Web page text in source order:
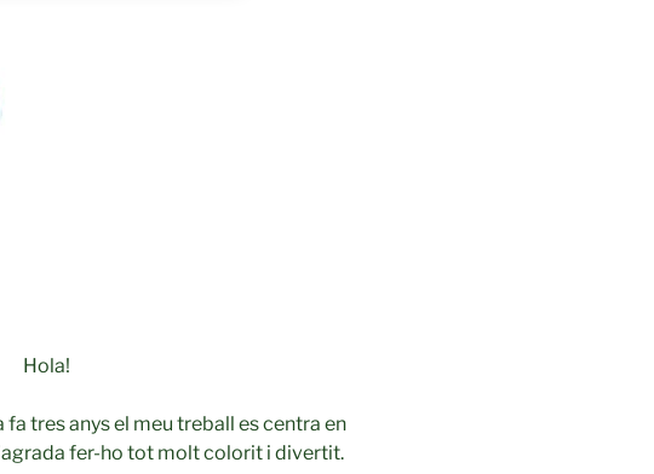
Hola!
fa tres anys el meu treball es centra en
fer-ho tot molt colorit i divertit.